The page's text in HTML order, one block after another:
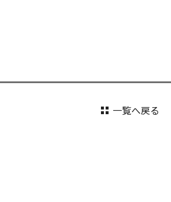
一覧へ戻る